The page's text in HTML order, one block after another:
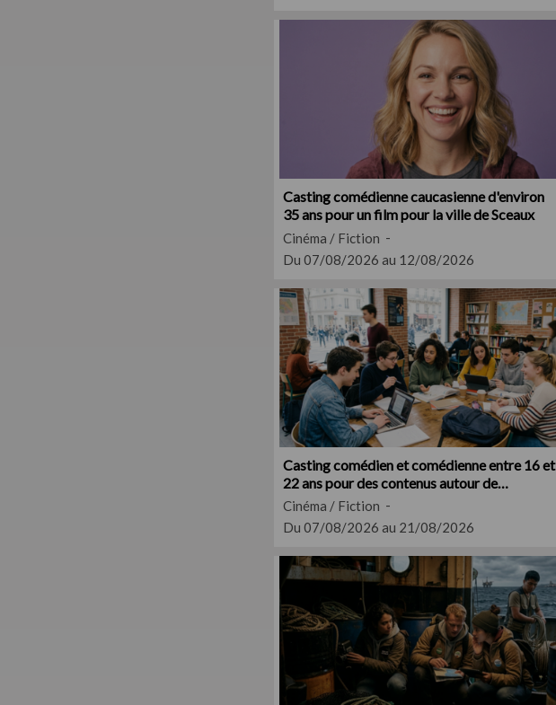
Casting comédienne caucasienne d'environ
35 ans pour un film pour la ville de Sceaux
Cinéma / Fiction
Du 07/08/2026 au 12/08/2026
Casting comédien et comédienne entre 16 et
22 ans pour des contenus autour de
l'éducation
Cinéma / Fiction
Du 07/08/2026 au 21/08/2026